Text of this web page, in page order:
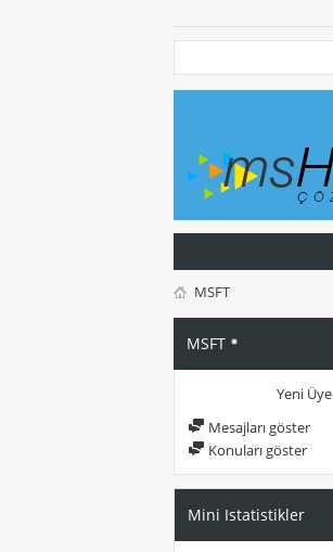
MSFT
MSFT
Yeni Üye
Mesajları göster
Konuları göster
Mini Istatistikler